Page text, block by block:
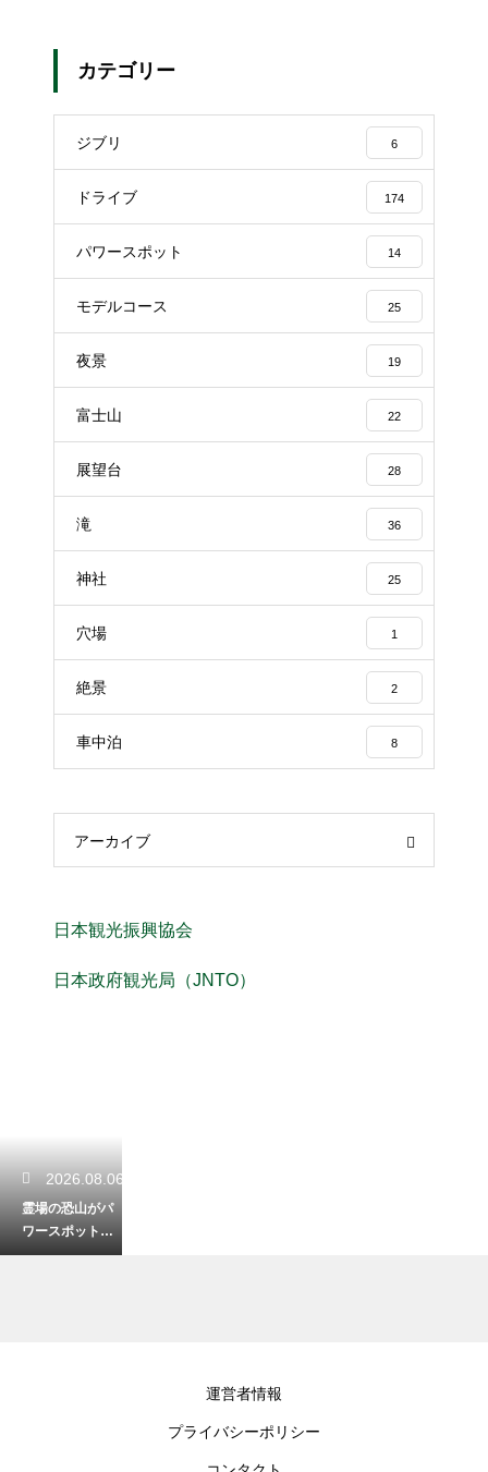
カテゴリー
ジブリ 6
ドライブ 174
パワースポット 14
モデルコース 25
夜景 19
富士山 22
展望台 28
滝 36
神社 25
穴場 1
絶景 2
車中泊 8
アーカイブ
日本観光振興協会
日本政府観光局（JNTO）
2026.08.06
霊場の恐山がパ
ワースポットと
呼ばれるのはな
運営者情報
プライバシーポリシー